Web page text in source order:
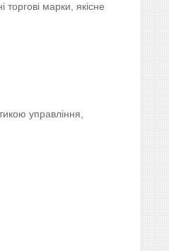
марки, якісне
управління,